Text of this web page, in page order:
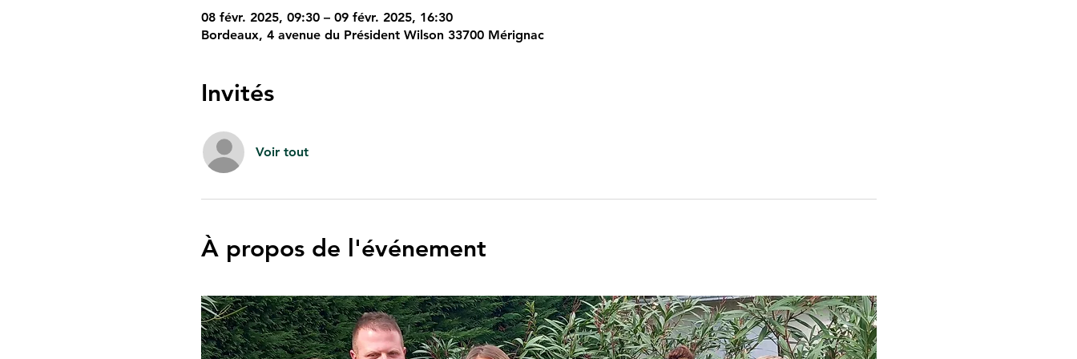
08 févr. 2025, 09:30 – 09 févr. 2025, 16:30
Bordeaux, 4 avenue du Président Wilson 33700 Mérignac
Invités
Voir tout
À propos de l'événement